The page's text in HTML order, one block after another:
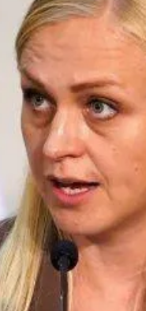
Selon des informations
par le Pentagone, les
(US Space Force) ont commencé
systèmes capables de brouiller
Ces dispositifs, baptisés
Modular Terminals (RMT),
système existant Counter
(CCS).